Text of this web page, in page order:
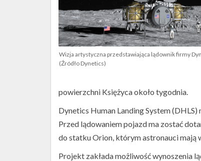
Wizja artystyczna przedstawiająca lądownik firmy
(Źródło Dynetics)
powierzchni Księżyca około tygodnia.
Dynetics Human Landing System
Przed lądowaniem pojazd ma zostać
do statku Orion, którym astronauci mają
Projekt zakłada możliwość wynoszenia